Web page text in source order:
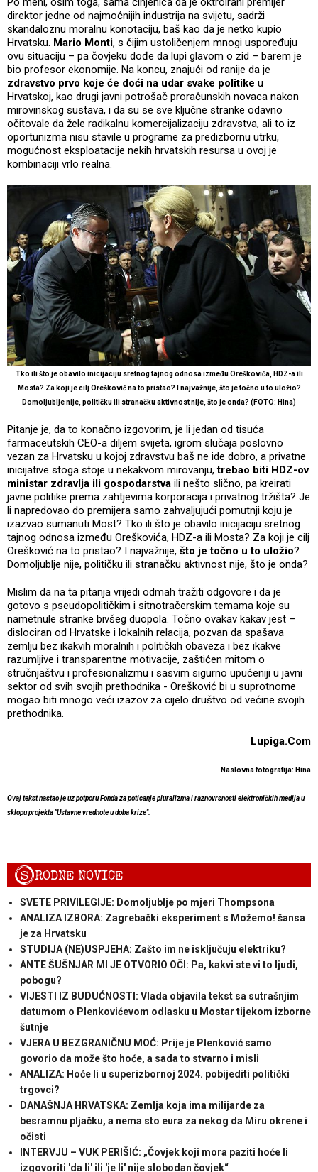
direktor jedne od najmoćnijih industrija na svijetu, sadrži
skandaloznu moralnu konotaciju, baš kao da je netko kupio
Hrvatsku. Mario Monti, s čijim ustoličenjem mnogi uspoređuju
ovu situaciju – pa čovjeku dođe da lupi glavom o zid – barem je
bio profesor ekonomije. Na koncu, znajući od ranije da je
zdravstvo prvo koje će doći na udar svake politike u
Hrvatskoj, kao drugi javni potrošač proračunskih novaca nakon
mirovinskog sustava, i da su se sve ključne stranke odavno
očitovale da žele radikalnu komercijalizaciju zdravstva, ali to iz
oportunizma nisu stavile u programe za predizbornu utrku,
mogućnost eksploatacije nekih hrvatskih resursa u ovoj je
kombinaciji vrlo realna.
Tko ili što je obavilo inicijaciju sretnog tajnog odnosa između Oreškovića, HDZ-a ili
Mosta? Za koji je cilj Orešković na to pristao? I najvažnije, što je točno u to uložio?
Domoljublje nije, političku ili stranačku aktivnost nije, što je onda? (FOTO: Hina)
Pitanje je, da to konačno izgovorim, je li jedan od tisuća
farmaceutskih CEO-a diljem svijeta, igrom slučaja poslovno
vezan za Hrvatsku u kojoj zdravstvu baš ne ide dobro, a privatne
inicijative stoga stoje u nekakvom mirovanju,trebao biti HDZ-ov
ministar zdravlja ili gospodarstva ili nešto slično, pa kreirati
javne politike prema zahtjevima korporacija i privatnog tržišta? Je
li napredovao do premijera samo zahvaljujući pomutnji koju je
izazvao sumanuti Most? Tko ili što je obavilo inicijaciju sretnog
tajnog odnosa između Oreškovića, HDZ-a ili Mosta? Za koji je cilj
Orešković na to pristao? I najvažnije, što je točno u to uložio?
Domoljublje nije, političku ili stranačku aktivnost nije, što je onda?
Mislim da na ta pitanja vrijedi odmah tražiti odgovore i da je
gotovo s pseudopolitičkim i sitnotračerskim temama koje su
nametnule stranke bivšeg duopola. Točno ovakav kakav jest –
dislociran od Hrvatske i lokalnih relacija, pozvan da spašava
zemlju bez ikakvih moralnih i političkih obaveza i bez ikakve
razumljive i transparentne motivacije, zaštićen mitom o
stručnjaštvu i profesionalizmu i sasvim sigurno upućeniji u javni
sektor od svih svojih prethodnika - Orešković bi u suprotnome
mogao biti mnogo veći izazov za cijelo društvo od većine svojih
prethodnika.
Lupiga.Com
Naslovna fotografija: Hina
Ovaj tekst nastao je uz potporu Fonda za poticanje pluralizma i raznovrsnosti elektroničkih medija u
sklopu projekta "Ustavne vrednote u doba krize".
SRODNE NOVICE
SVETE PRIVILEGIJE: Domoljublje po mjeri Thompsona
ANALIZA IZBORA: Zagrebački eksperiment s Možemo! šansa
je za Hrvatsku
STUDIJA (NE)USPJEHA: Zašto im ne isključuju elektriku?
ANTE ŠUŠNJAR MI JE OTVORIO OČI: Pa, kakvi ste vi to ljudi,
pobogu?
VIJESTI IZ BUDUĆNOSTI: Vlada objavila tekst sa sutrašnjim
datumom o Plenkovićevom odlasku u Mostar tijekom izborne
šutnje
VJERA U BEZGRANIČNU MOĆ: Prije je Plenković samo
govorio da može što hoće, a sada to stvarno i misli
ANALIZA: Hoće li u superizbornoj 2024. pobijediti politički
trgovci?
DANAŠNJA HRVATSKA: Zemlja koja ima milijarde za
besramnu pljačku, a nema sto eura za nekog da Miru okrene i
očisti
INTERVJU – VUK PERIŠIĆ: „Čovjek koji mora paziti hoće li
izgovoriti 'da li' ili 'je li' nije slobodan čovjek“